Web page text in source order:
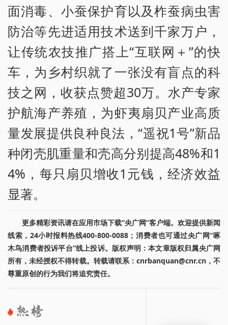
面消毒、小蚕保护育以及柞蚕病虫害
防治等先进适用技术送到千家万户，
让传统农技推广搭上“互联网＋”的快
车，为乡村织就了一张没有盲点的科
技之网，收获点赞超30万。水产专家
护航海产养殖，为虾夷扇贝产业高质
量发展提供良种良法，“遥祝1号”新品
种闭壳肌重量和壳高分别提高48%和1
4%，每只扇贝增收1元钱，经济效益
显著。
更多精彩资讯请在应用市场下载“央广网”客户端。欢迎提供新闻
线索，24小时报料热线400-800-0088；消费者也可通过央广网“啄
木鸟消费者投诉平台”线上投诉。版权声明：本文章版权归属央广网
所有，未经授权不得转载。转载请联系：cnrbanquan@cnr.cn，不
尊重原创的行为我们将追究责任。